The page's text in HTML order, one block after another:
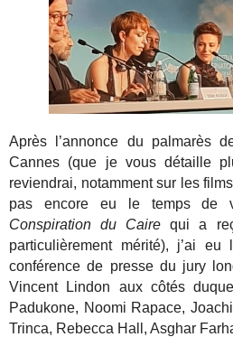
Après l’annonce du palmarès
Cannes (que je vous détaille
reviendrai, notamment sur les
pas encore eu le temps de
Conspiration du Caire qui a
particulièrement mérité), j’ai
conférence de presse du jury
Vincent Lindon aux côtés
Padukone, Noomi Rapace,
Trinca, Rebecca Hall, Asghar